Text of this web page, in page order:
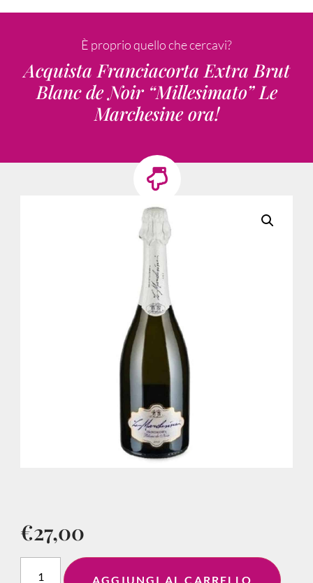
È proprio quello che cercavi?
Acquista Franciacorta Extra Brut
Blanc de Noir “Millesimato” Le
Marchesine ora!
€27,00
AGGIUNGI AL CARRELLO